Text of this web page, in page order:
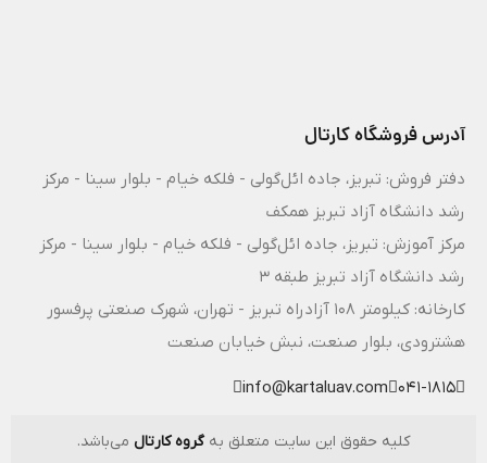
آدرس فروشگاه کارتال
دفتر فروش: تبریز، جاده ائل‌گولی - فلکه خیام - بلوار سینا - مرکز
رشد دانشگاه آزاد تبریز همکف
مرکز آموزش: تبریز، جاده ائل‌گولی - فلکه خیام - بلوار سینا - مرکز
رشد دانشگاه آزاد تبریز طبقه 3
کارخانه: کیلومتر ۱۰۸ آزادراه تبریز - تهران، شهرک صنعتی پرفسور
هشترودی، بلوار صنعت، نبش خیابان صنعت
041-1815
info@kartaluav.com
کلیه حقوق این سایت متعلق بهگروه کارتال می‌باشد.